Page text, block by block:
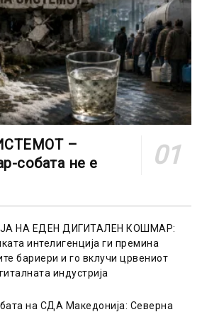
–
собата не е
НА ЕДЕН ДИГИТАЛЕН КОШМАР:
интелигенција ги премина
бариери и го вклучи црвениот
индустрија
на СДА Македонија: Северна